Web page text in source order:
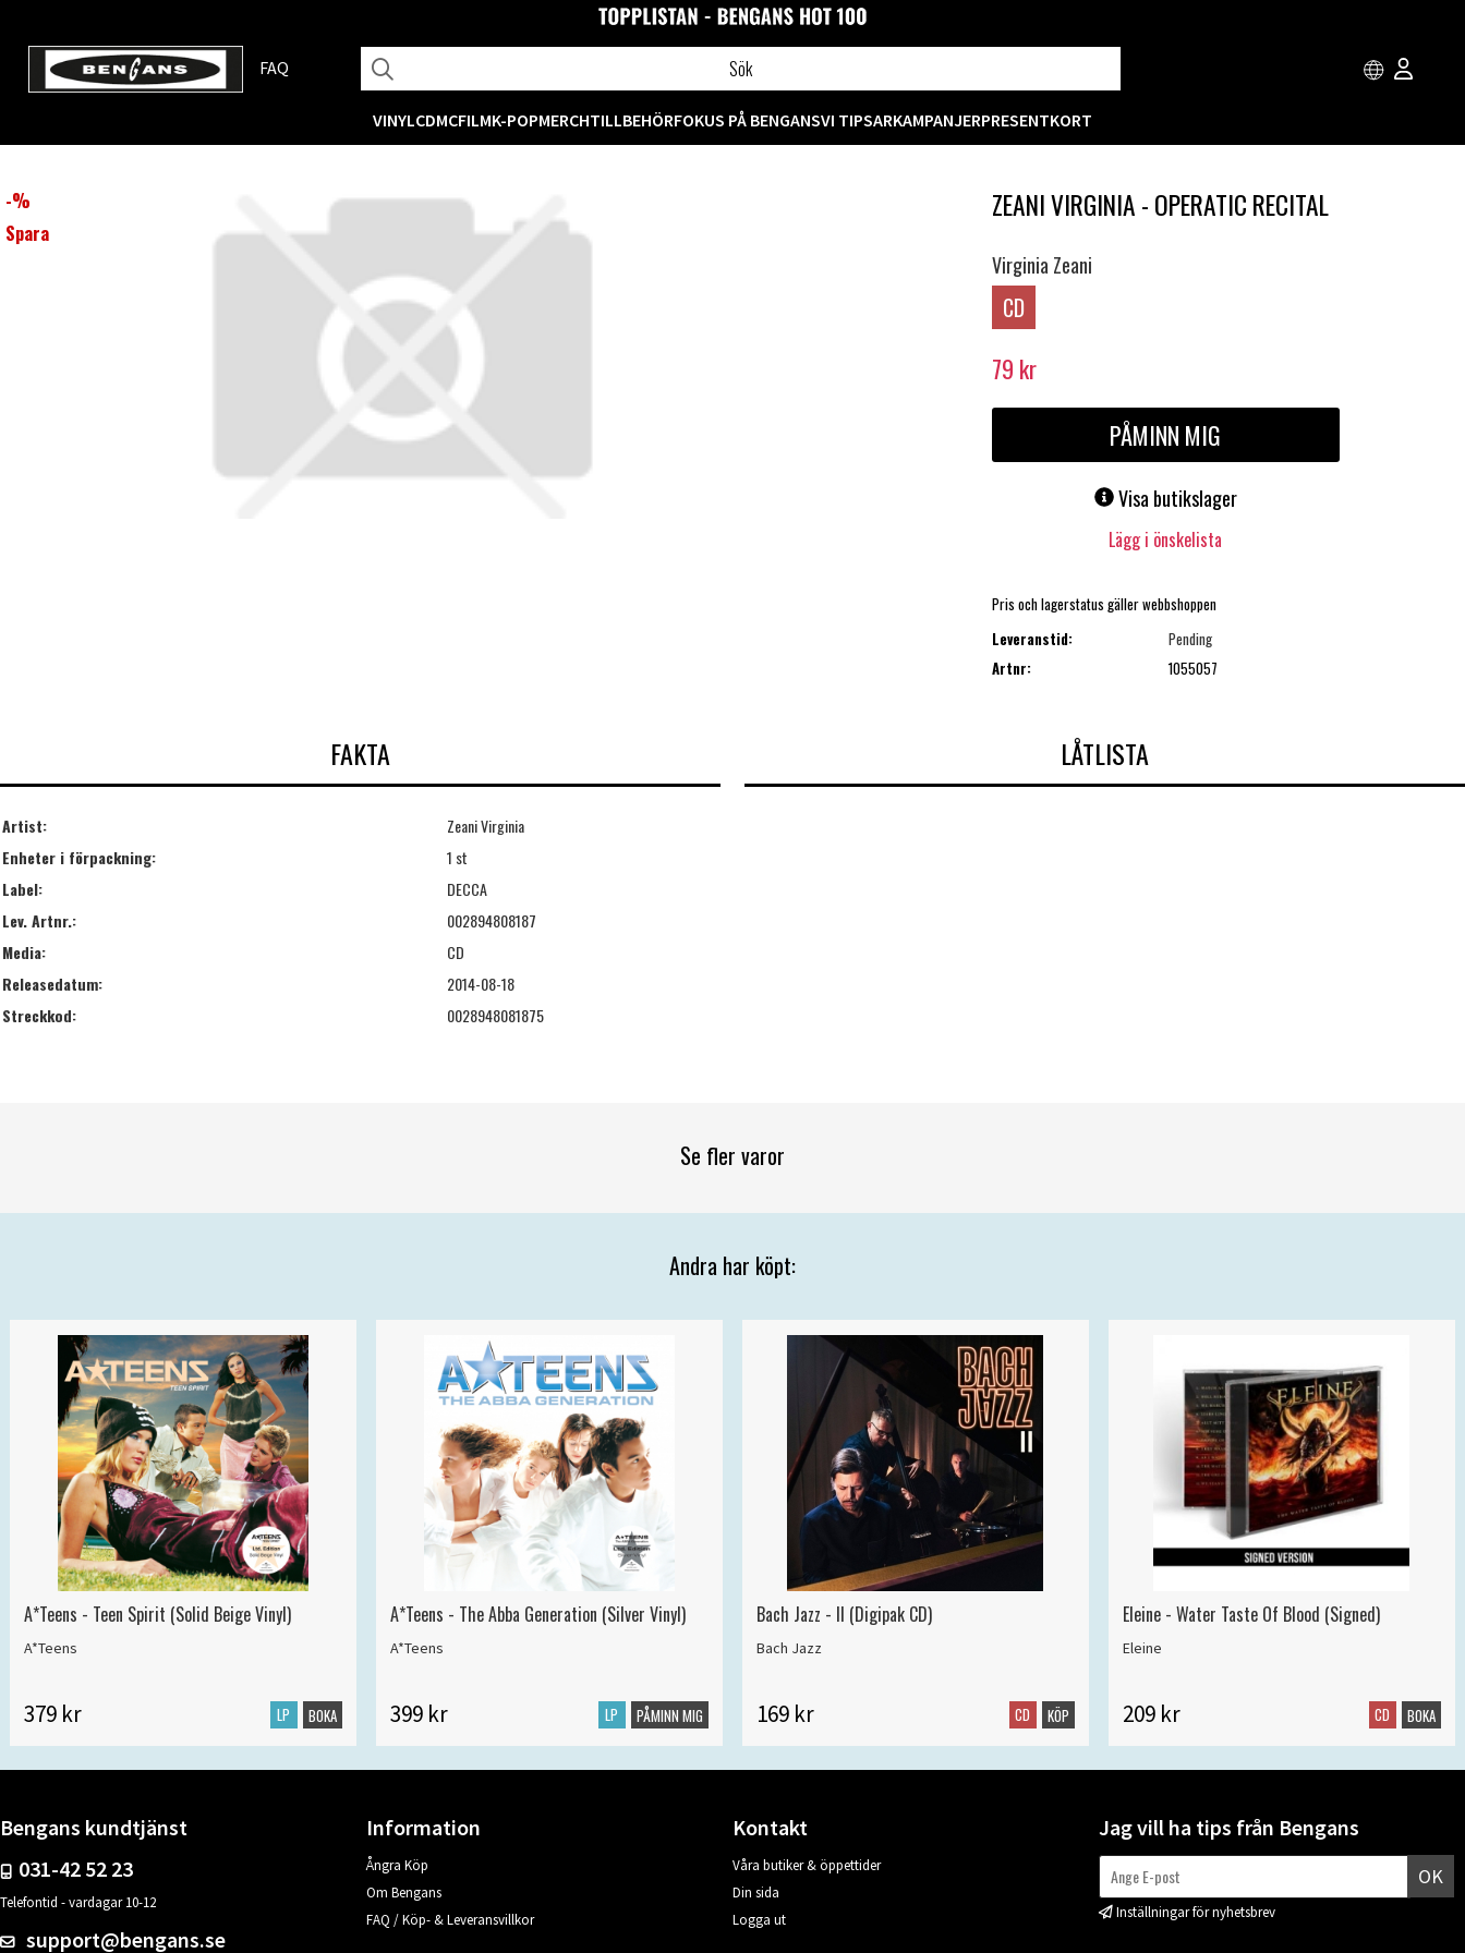
FAQ
VINYLCDMCFILMK-POPMERCHTILLBEHÖRFOKUS PÅ BENGANSVI TIPSARKAMPANJERPRESENTKORT
-%
Spara
ZEANI VIRGINIA - OPERATIC RECITAL
Virginia Zeani
CD
79 kr
PÅMINN MIG
Visa butikslager
Lägg i önskelista
Pris och lagerstatus gäller webbshoppen
Leveranstid:
Pending
Artnr:
1055057
FAKTA
Artist:
Zeani Virginia
Enheter i förpackning:
1 st
Label:
DECCA
Lev. Artnr.:
002894808187
Media:
CD
Releasedatum:
2014-08-18
Streckkod:
0028948081875
LÅTLISTA
Se fler varor
Andra har köpt:
A*Teens - Teen Spirit (Solid Beige Vinyl)
A*Teens
379 kr LP BOKA
A*Teens - The Abba Generation (Silver Vinyl)
A*Teens
399 kr LP PÅMINN MIG
Bach Jazz - II (Digipak CD)
Bach Jazz
169 kr CD KÖP
Eleine - Water Taste Of Blood (Signed)
Eleine
209 kr CD BOKA
Bengans kundtjänst
031-42 52 23
Telefontid - vardagar 10-12
support@bengans.se
Information
Ångra Köp
Om Bengans
FAQ / Köp- & Leveransvillkor
Kontakt
Våra butiker & öppettider
Din sida
Logga ut
Jag vill ha tips från Bengans
OK
Inställningar för nyhetsbrev